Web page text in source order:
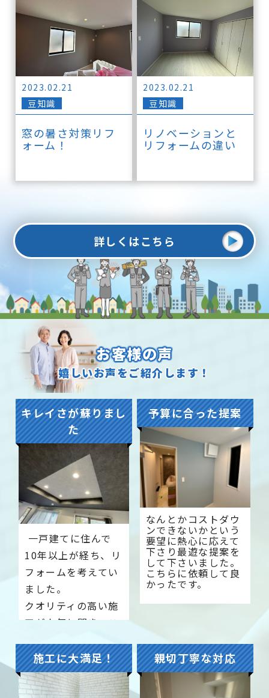
2023.02.21
豆知識
窓の暑さ対策リフ
ォーム！
2023.02.21
豆知識
リノベーションと
リフォームの違い
詳しくはこちら
お客様の声
嬉しいお声をご紹介します！
キレイさが蘇りまし
た
一戸建てに住んで
10年以上が経ち、リ
フォームを考えてい
ました。
クオリティの高い施
工が人気と聞き、こ
とにしました。
納得のいくプランを
ご提案してください
予算に合った提案
なんとかコストダウ
ンできないかという
要望に熱心に応えて
下さり最遊な提案を
して下さいました。
こちらに依頼して良
かったです。
施工に大満足！ 親切丁寧な対応